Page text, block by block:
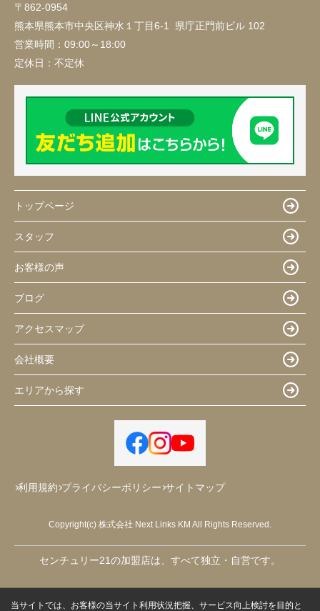
〒862-0954
熊本県熊本市中央区神水１丁目6-1 県庁正門前ビル 102
営業時間： 09:00～18:00
定休日： 不定休
トップページ
スタッフ
お客様の声
ブログ
アクセスマップ
会社概要
エリアから探す
利用規約 プライバシーポリシー サイトマップ
Copyright(c) 株式会社 Next Links KM All Rights Reserved.
センチュリー21の加盟店は、すべて独立・自営です。
当サイトでは、お客様の当サイト利用状況把握、サービス向上検討を目的と